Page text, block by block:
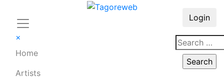
×
Home
Artists
Login